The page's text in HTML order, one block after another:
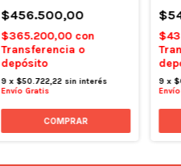
$456.500,00
$365.200,00 con
Transferencia o
depósito
9 x$50.722,22 sin interés
Envío Gratis
9 x